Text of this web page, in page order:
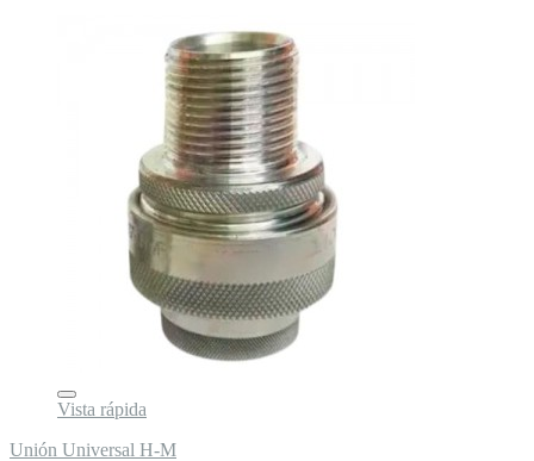
Vista rápida
Unión Universal H-M